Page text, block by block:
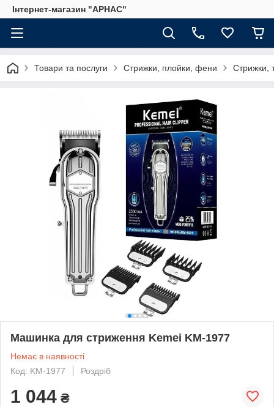
Інтернет-магазин "АРНАС"
Товари та послуги Стрижки, плойки, фени Стрижки,
Машинка для стриження Kemei KM-1977
Немає в наявності
Код: KM-1977
Роздріб
1 044 ₴